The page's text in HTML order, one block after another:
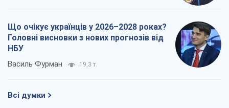
Що очікує українців у 2026–2028 роках?
Головні висновки з нових прогнозів від
НБУ
Василь Фурман 19,3 т.
Всі думки